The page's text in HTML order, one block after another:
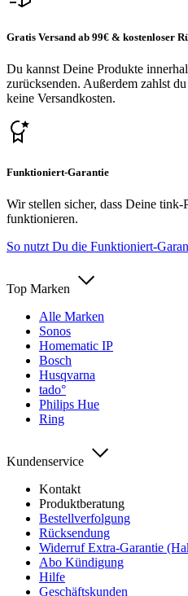
Gratis Versand ab 99€ & kostenloser
Du kannst Deine Produkte
zurücksenden. Außerdem zahlst
keine Versandkosten.
Funktioniert-Garantie
Wir stellen sicher, dass Deine
funktionieren.
So nutzt Du die Funktioniert-
Top Marken
Alle Marken
Sonos
Homematic IP
Bosch
Husqvarna
tado°
Philips Hue
Ring
Kundenservice
Kontakt
Produktberatung
Bestellverfolgung
Rücksendung
Widerruf Extra-Garantie
Abo Kündigung
Hilfe
Geschäftskunden